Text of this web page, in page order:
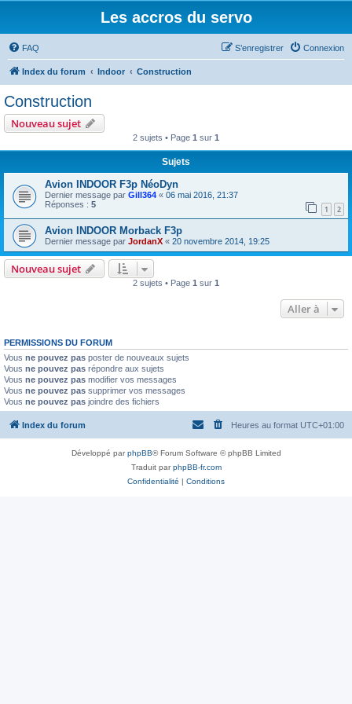
Les accros du servo
FAQ Connexion
S’enregistrer
Index du forum Indoor Construction
Construction
Nouveau sujet
2 sujets • Page 1 sur 1
Sujets
Avion INDOOR F3p NéoDyn
Dernier message par Gill364 « 06 mai 2016, 21:37
Réponses : 5 1 2
Avion INDOOR Morback F3p
Dernier message par JordanX « 20 novembre 2014, 19:25
Nouveau sujet
2 sujets • Page 1 sur 1
Aller à
PERMISSIONS DU FORUM
Vous ne pouvez pas poster de nouveaux sujets
Vous ne pouvez pas répondre aux sujets
Vous ne pouvez pas modifier vos messages
Vous ne pouvez pas supprimer vos messages
Vous ne pouvez pas joindre des fichiers
Index du forum Heures au format UTC+01:00
Développé parphpBB® Forum Software © phpBB Limited
Traduit parphpBB-fr.com
Confidentialité | Conditions